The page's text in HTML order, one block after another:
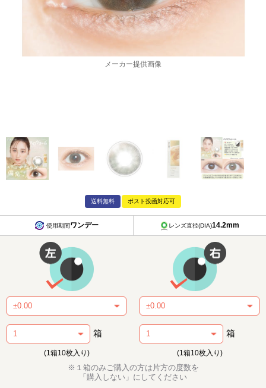
送料無料 ポスト投函対応可
使用期間ワンデー レンズ直径(DIA)14.2mm
箱
(1箱10枚入り)
箱
(1箱10枚入り)
※１箱のみご購入の方は片方の度数を
「購入しない」にしてください